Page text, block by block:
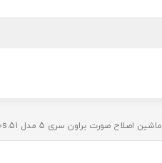
ماشین اصلاح صورت براون سری 5 مدل 51.M1000s